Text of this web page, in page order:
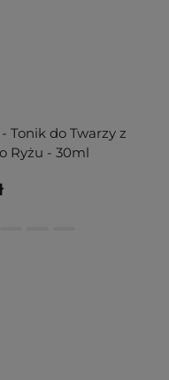
Tonik do Twarzy z
Ryżu - 30ml